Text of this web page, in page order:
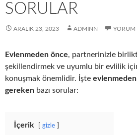
SORULAR
ARALIK 23, 2023 ADMINN YORUM
Evlenmeden önce, partnerinizle
şekillendirmek ve uyumlu bir evlilik
konuşmak önemlidir. İşte evlenmeden
gereken bazı sorular:
İçerik gizle